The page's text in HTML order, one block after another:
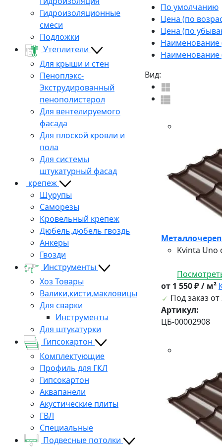
Гидроизоляционные
смеси
Подложки
Утеплители
Для крыши и стен
Пеноплэкс-
Экструдированный
пенополистерол
Для вентелируемого
фасада
Для плоской кровли и
пола
Для системы
штукатурный фасад
крепеж
Шурупы
Саморезы
Кровельный крепеж
Дюбель,дюбель гвоздь
Анкеры
Гвозди
Инструменты
Хоз Товары
Валики,кисти,макловицы
Для сварки
Инструменты
Для штукатурки
Гипсокартон
Комплектующие
Профиль для ГКЛ
Гипсокартон
Аквапанели
Акустические плиты
ГВЛ
Специальные
Подвесные потолки
По умолчанию
Цена (по
Цена (по
Наименование
Наименование
Вид:
Kvinta Uno
от 1 550 ₽ / м²
Под заказ от
Артикул:
ЦБ-00002908